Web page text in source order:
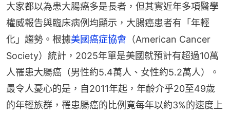
大家都以為患大腸癌多是長者，但其實近年多項醫學
權威報告與臨床病例均顯示，大腸癌患者有「年輕
化」趨勢。根據美國癌症協會 （American Cancer
Society）統計，2025年單是美國就預計有超過10萬
人罹患大腸癌（男性約5.4萬人、女性約5.2萬人）。
最令人憂心的是，自2011年起，年齡介乎20至49歲
的年輕族群，罹患腸癌的比例竟每年以約3%的速度上